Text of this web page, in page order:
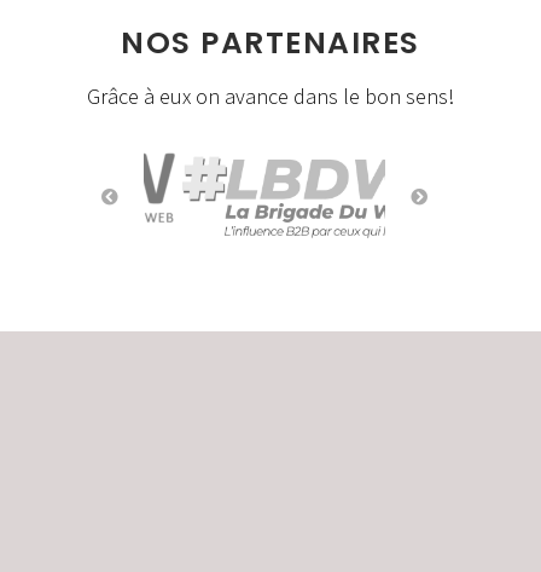
NOS PARTENAIRES
Grâce à eux on avance dans le bon sens!